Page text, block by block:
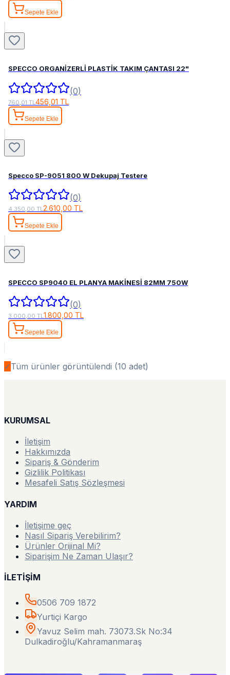
Sepete Ekle
SPECCO ORGANİZERLİ PLASTİK TAKIM ÇANTASI 22"
(0)
760,01 TL 456,01 TL
Sepete Ekle
Specco SP-9051 800 W Dekupaj Testere
(0)
4.350,00 TL2.610,00 TL
Sepete Ekle
SPECCO SP9040 EL PLANYA MAKİNESİ 82MM 750W
(0)
3.000,00 TL 1.800,00 TL
Sepete Ekle
✓Tüm ürünler görüntülendi (10 adet)
KURUMSAL
İletişim
Hakkımızda
Sipariş & Gönderim
Gizlilik Politikası
Mesafeli Satış Sözleşmesi
YARDIM
İletişime geç
Nasıl Sipariş Verebilirim?
Ürünler Orijinal Mi?
Siparişim Ne Zaman Ulaşır?
İLETİŞİM
0506 709 1872
Yurtiçi Kargo
Yavuz Selim mah. 73073.Sk No:34
Dulkadiroğlu/Kahramanmaraş